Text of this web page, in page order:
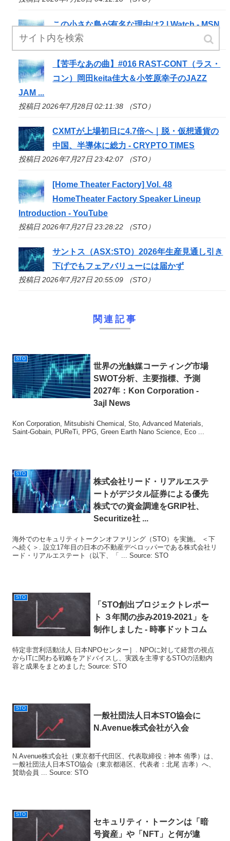
この小さな島が有名な理由は? | Watch - MSN
投稿日 2026年7月28日 02:30:09 （STO）
【苦手なあの曲】#016 RAST-CONT（ラス・
コン）岡田keita佳大＆小笠原幸子のJAZZ
JAM ...
投稿日 2026年7月28日 02:11:38 （STO）
CXMTが上場初日に4.7倍へ｜脱・仮想通貨の
中国、半導体に総力 - CRYPTO TIMES
投稿日 2026年7月27日 23:42:07 （STO）
[Home Theater Factory] Vol. 48
HomeTheater Factory Speaker Lineup
Introduction - YouTube
投稿日 2026年7月27日 23:28:22 （STO）
サントス（ASX:STO）2026年生産見通し引き
下げでもフェアバリューには届かず
投稿日 2026年7月27日 20:55:09 （STO）
関連記事
STO
世界の光触媒コーティング市場
SWOT分析、主要指標、予測
2027年：Kon Corporation -
3ajl News
Kon Corporation, Mitsubishi Chemical, Sto, Advanced Materials,
Saint-Gobain, PUReTi, PPG, Green Earth Nano Science, Eco ...
STO
株式会社リード・リアルエステ
ートがデジタル証券による優先
株式での資金調達をGRIP社、
Securitize社 ...
海外でのセキュリティトークンオファリング（STO）を実施。 ＜下
へ続く＞. 設立17年目の日本の不動産デベロッパーである株式会社リ
ード・リアルエステート（以下、「 ... Source: STO
STO
「STO創出プロジェクトレポー
ト ３年間の歩み2019-2021」を
制作しました - 時事ドットコム
特定非営利活動法人 日本NPOセンター］. NPOに対して経営の視点
からITに関わる戦略をアドバイスし、実践を主導するSTOの活動内
容と成果をまとめました Source: STO
STO
一般社団法人日本STO協会に
N.Avenue株式会社が入会
N.Avenue株式会社（東京都千代田区、代表取締役：神本 侑季）は、
一般社団法人日本STO協会（東京都港区、代表者：北尾 吉孝）へ、
賛助会員 ... Source: STO
STO
セキュリティ・トークンは「暗
号資産」や「NFT」と何が違